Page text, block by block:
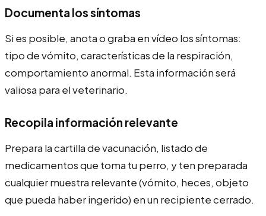
Documenta los síntomas
Si es posible, anota o graba en vídeo los síntomas:
tipo de vómito, características de la respiración,
comportamiento anormal. Esta información será
valiosa para el veterinario.
Recopila información relevante
Prepara la cartilla de vacunación, listado de
medicamentos que toma tu perro, y ten preparada
cualquier muestra relevante (vómito, heces, objeto
que pueda haber ingerido) en un recipiente cerrado.